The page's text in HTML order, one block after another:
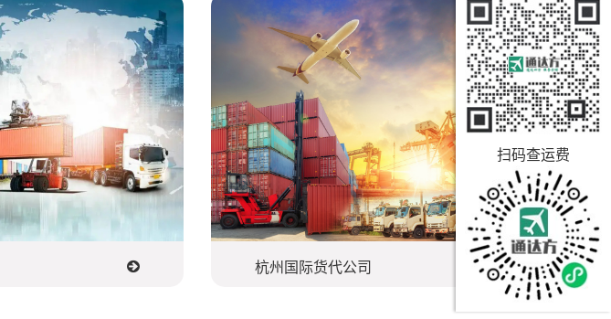
杭州国际货代公司
扫码查运费